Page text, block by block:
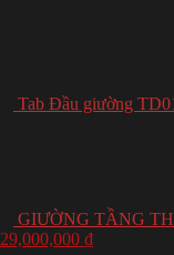
Tab Đầu giường
GIƯỜNG TẦNG
29,000,000 ₫